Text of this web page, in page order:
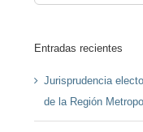
Entradas recientes
Jurisprudencia
de la Región